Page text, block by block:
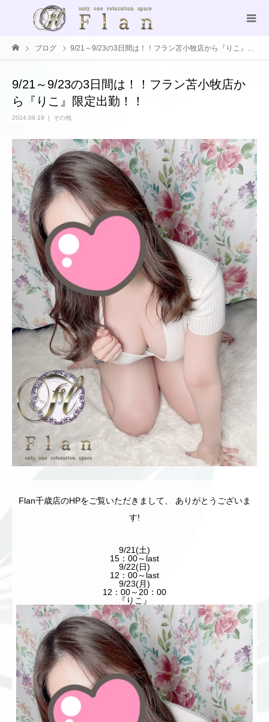
ブログ 9/21～9/23の3日間は！！フラン苫小牧店から『りこ』限定出勤！！
9/21～9/23の3日間は！！フラン苫小牧店か
ら『りこ』限定出勤！！
2024.09.19 その他
Flan千歳店のHPをご覧いただきまして、 ありがとうございま
す!
9/21(土)
15：00～last
9/22(日)
12：00～last
9/23(月)
12：00～20：00
『りこ』